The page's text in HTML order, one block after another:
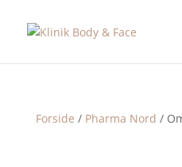
Forside / Pharma Nord /